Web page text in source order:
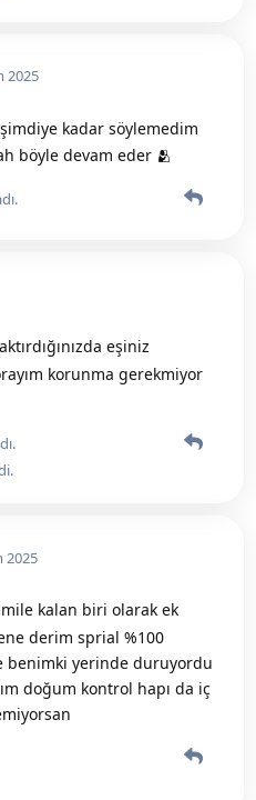
2025
kadar söylemedim
böyle devam eder 🫂
eşiniz
korunma gerekmiyor
.
2025
kalan biri olarak ek
derim sprial %100
benimki yerinde duruyordu
doğum kontrol hapı da iç